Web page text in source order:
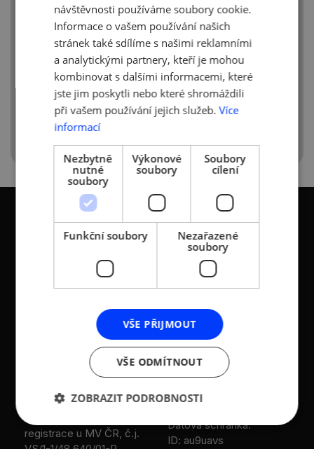
servisovat v rámci operativního
leasingu
Podcast si můžete poslechnout
na našem YouTube zde:
Nebo na našem SpotifyZDE
středních podniků a
živnostníků České
republiky (AMSP ČR)
Zápis v OR: Spisová
Městského soudu v
registrace u MV ČR, č.j.
186 00 Praha 8 - Karlín
T:+420 236 080 454
M:+420 733 722 512
web: www.amsp.cz
Datová schránka:
ID: au9uavs
návštěvnosti používáme soubory cookie.
Informace o vašem používání našich
stránek také sdílíme s našimi reklamními
a analytickými partnery, kteří je mohou
kombinovat s dalšími informacemi, které
jste jim poskytli nebo které shromáždili
při vašem používání jejich služeb. Více
informací
Nezbytně
nutné
soubory
Výkonové
soubory
Soubory
cílení
Funkční soubory
Nezařazené
soubory
VŠE PŘIJMOUT
VŠE ODMÍTNOUT
ZOBRAZIT PODROBNOSTI